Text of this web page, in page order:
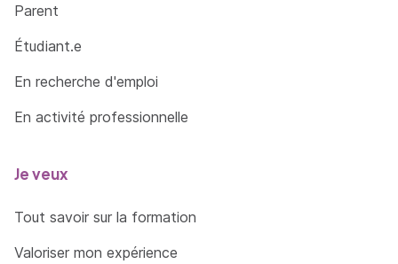
Parent
Étudiant.e
En recherche d'emploi
En activité professionnelle
Je veux
Tout savoir sur la formation
Valoriser mon expérience